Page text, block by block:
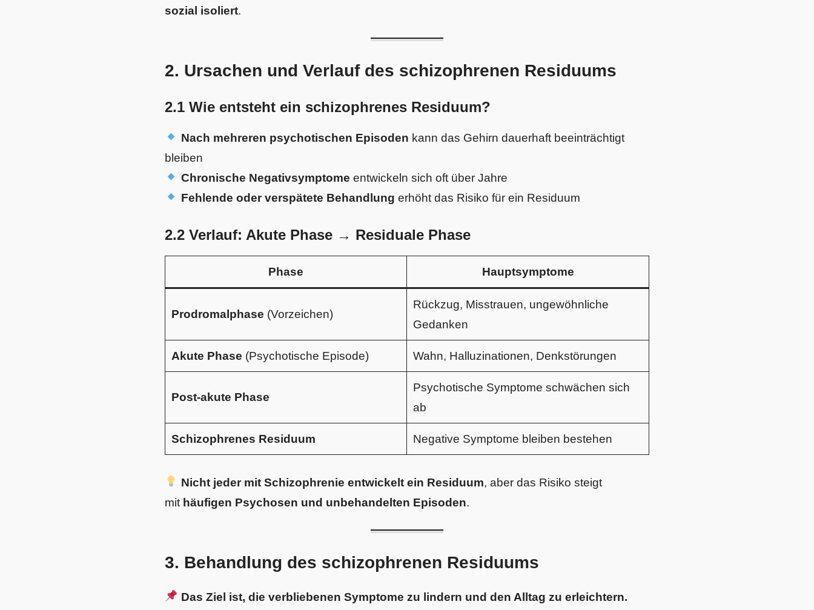
sozial isoliert.
2. Ursachen und Verlauf des schizophrenen Residuums
2.1 Wie entsteht ein schizophrenes Residuum?
Nach mehreren psychotischen Episoden kann das Gehirn dauerhaft beeinträchtigt
bleiben
Chronische Negativsymptome entwickeln sich oft über Jahre
Fehlende oder verspätete Behandlung erhöht das Risiko für ein Residuum
2.2 Verlauf: Akute Phase → Residuale Phase
Phase Hauptsymptome
Prodromalphase (Vorzeichen)
Rückzug, Misstrauen, ungewöhnliche
Gedanken
Akute Phase (Psychotische Episode) Wahn, Halluzinationen, Denkstörungen
Post-akute Phase
Psychotische Symptome schwächen sich
ab
Schizophrenes Residuum Negative Symptome bleiben bestehen
Nicht jeder mit Schizophrenie entwickelt ein Residuum, aber das Risiko steigt
mit häufigen Psychosen und unbehandelten Episoden.
3. Behandlung des schizophrenen Residuums
Das Ziel ist, die verbliebenen Symptome zu lindern und den Alltag zu erleichtern.